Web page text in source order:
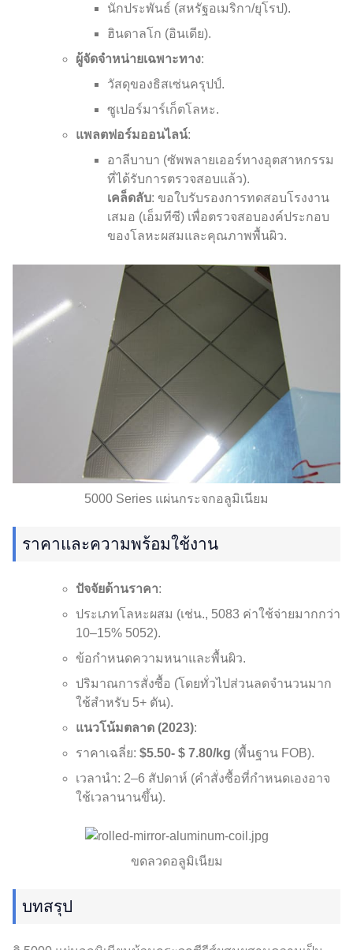
นักประพันธ์ (สหรัฐอเมริกา/ยุโรป).
ฮินดาลโก (อินเดีย).
ผู้จัดจำหน่ายเฉพาะทาง:
วัสดุของธิสเซ่นครุปป์.
ซูเปอร์มาร์เก็ตโลหะ.
แพลตฟอร์มออนไลน์:
อาลีบาบา (ซัพพลายเออร์ทางอุตสาหกรรม
ที่ได้รับการตรวจสอบแล้ว).
เคล็ดลับ: ขอใบรับรองการทดสอบโรงงาน
เสมอ (เอ็มทีซี) เพื่อตรวจสอบองค์ประกอบ
ของโลหะผสมและคุณภาพพื้นผิว.
5000 Series แผ่นกระจกอลูมิเนียม
ราคาและความพร้อมใช้งาน
ปัจจัยด้านราคา:
ประเภทโลหะผสม (เช่น., 5083 ค่าใช้จ่ายมากกว่า
10–15% 5052).
ข้อกำหนดความหนาและพื้นผิว.
ปริมาณการสั่งซื้อ (โดยทั่วไปส่วนลดจำนวนมาก
ใช้สำหรับ 5+ ตัน).
แนวโน้มตลาด (2023):
ราคาเฉลี่ย: $5.50- $ 7.80/kg (พื้นฐาน FOB).
เวลานำ: 2–6 สัปดาห์ (คำสั่งซื้อที่กำหนดเองอาจ
ใช้เวลานานขึ้น).
ขดลวดอลูมิเนียม
บทสรุป